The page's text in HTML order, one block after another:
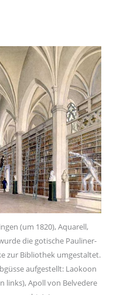
(um 1820), Aquarell,
die gotische Pauliner-
zur Bibliothek umgestaltet.
aufgestellt: Laokoon
links), Apoll von Belvedere